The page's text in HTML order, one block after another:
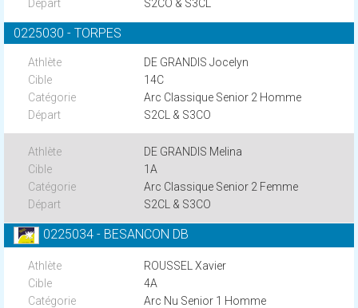
S2CO & S3CL
0225030 - TORPES
DE GRANDIS Jocelyn
14C
Arc Classique Senior 2 Homme
S2CL & S3CO
DE GRANDIS Melina
1A
Arc Classique Senior 2 Femme
S2CL & S3CO
0225034 - BESANCON DB
ROUSSEL Xavier
4A
Arc Nu Senior 1 Homme